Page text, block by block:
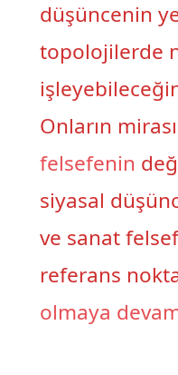
düşüncenin
topolojilerde
Onların
felsefenin
siyasal
ve sanat
referans
olmaya